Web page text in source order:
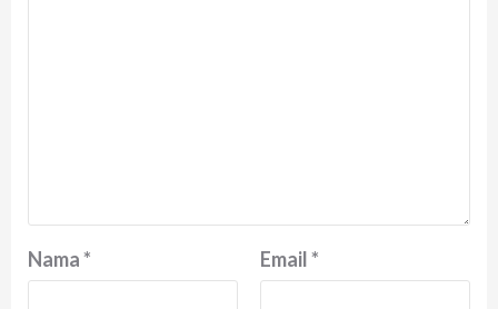
Nama* Email*